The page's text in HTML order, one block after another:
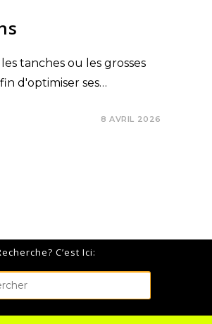
tanches ou les grosses
d'optimiser ses…
8 AVRIL 2026
C’est Ici: